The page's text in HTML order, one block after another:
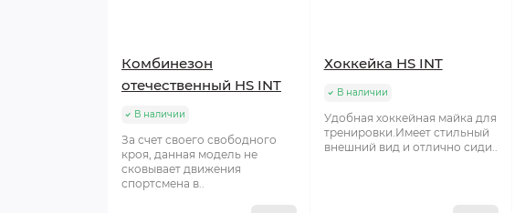
Комбинезон
отечественный HS INT
В наличии
За счет своего свободного
кроя, данная модель не
сковывает движения
спортсмена в..
Хоккейка HS INT
В наличии
Удобная хоккейная майка для
тренировки.Имеет стильный
внешний вид и отлично сиди..